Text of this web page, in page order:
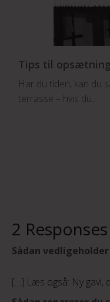
Tips til
Har du tiden, kan du
terrasse – hvis du...
2 Responses
Sådan
[…] Læs også: Ny gavl,